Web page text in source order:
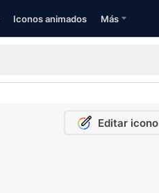
Iconos animados Más
Editar icono